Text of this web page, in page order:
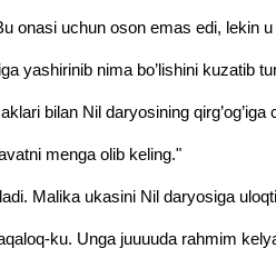
onasi uchun oson emas edi, lekin
yashirinib nima bo’lishini kuzatib
bilan Nil daryosining qirg’og’iga
menga olib keling."
Malika ukasini Nil daryosiga
ku. Unga juuuuda rahmim